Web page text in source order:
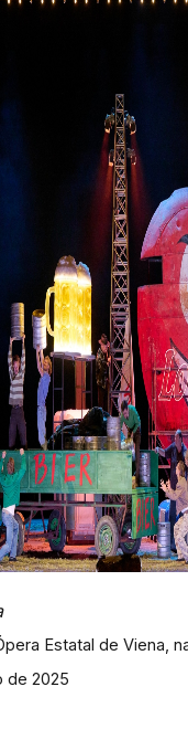
Estatal de Viena,
de 2025